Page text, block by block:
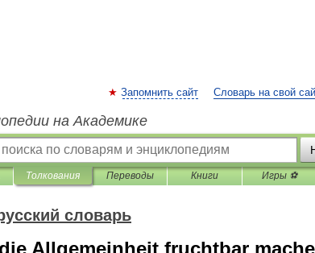
Запомнить сайт Словарь на свой
на Академике
Толкования Переводы Книги Игры ⚽
словарь
Allgemeinheit fruchtbar